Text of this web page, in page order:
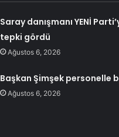
Saray danışmanı YENİ
tepki gördü
Ağustos 6, 2026
Başkan Şimşek personelle
Ağustos 6, 2026